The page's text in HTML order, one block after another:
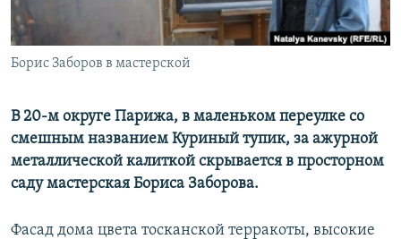
УКРАИНСКАЯ ПРОБЛЕМА КРЫМА
Борис Заборов в мастерской
В 20-м округе Парижа, в маленьком переулке со
смешным названием Куриный тупик, за ажурной
металлической калиткой скрывается в просторном
саду мастерская Бориса Заборова.
Фасад дома цвета тосканской терракоты, высокие